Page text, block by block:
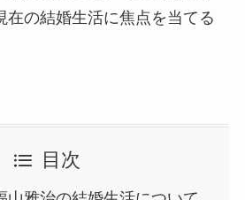
在の結婚生活に焦点を当てる
目次